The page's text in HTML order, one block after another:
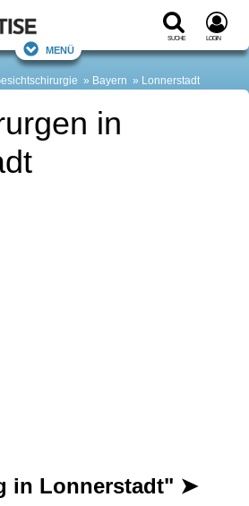
Suche Login
Menü
Bayern Lonnerstadt
in
in Lonnerstadt" ➤